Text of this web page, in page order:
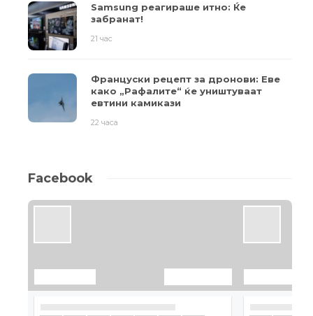
Samsung реагираше итно: Ќе
забранат!
21 час
Француски рецепт за дронови: Еве
како „Рафалите“ ќе уништуваат
евтини камикази
22 часа
Facebook